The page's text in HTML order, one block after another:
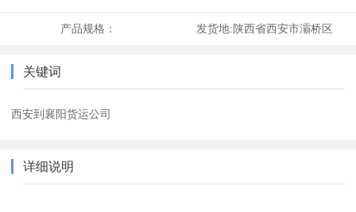
产品规格： 发货地:陕西省西安市灞桥区
关键词
西安到襄阳货运公司
详细说明